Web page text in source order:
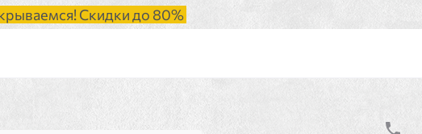
Скидки до 80%